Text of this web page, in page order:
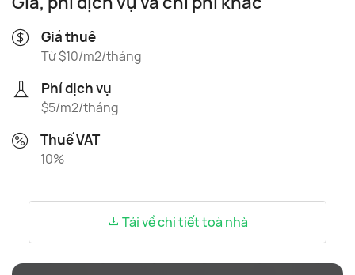
Giá thuê
Từ $10/m2/tháng
Phí dịch vụ
$5/m2/tháng
Thuế VAT
10%
Tải về chi tiết toà nhà